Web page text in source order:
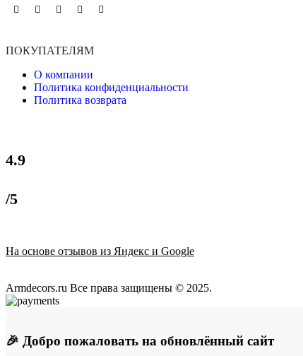
ПОКУПАТЕЛЯМ
О компании
Политика конфиденциальности
Политика возврата
4.9
/5
На основе отзывов из Яндекс и Google
Armdecors.ru Все права защищены © 2025. ​
🎉 Добро пожаловать на обновлённый сайт